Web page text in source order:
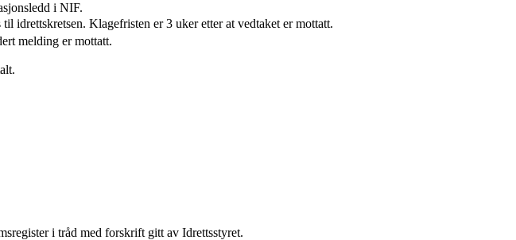
i NIF.
idrettskretsen. Klagefristen er 3 uker etter at vedtaket er mottatt.
melding er mottatt.
i tråd med forskrift gitt av Idrettsstyret.